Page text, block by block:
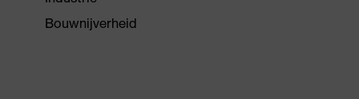
Bouwnijverheid